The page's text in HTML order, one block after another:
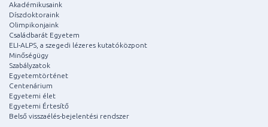
Akadémikusaink
Díszdoktoraink
Olimpikonjaink
Családbarát Egyetem
ELI-ALPS, a szegedi lézeres kutatóközpont
Minőségügy
Szabályzatok
Egyetemtörténet
Centenárium
Egyetemi élet
Egyetemi Értesítő
Belső visszaélés-bejelentési rendszer